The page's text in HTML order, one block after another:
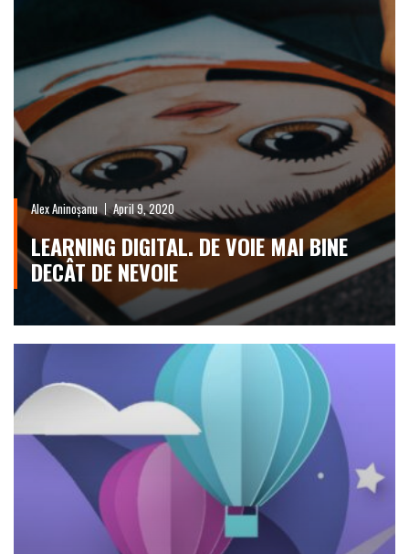
Alex Aninoșanu April 9, 2020
LEARNING DIGITAL. DE VOIE MAI BINE
DECÂT DE NEVOIE